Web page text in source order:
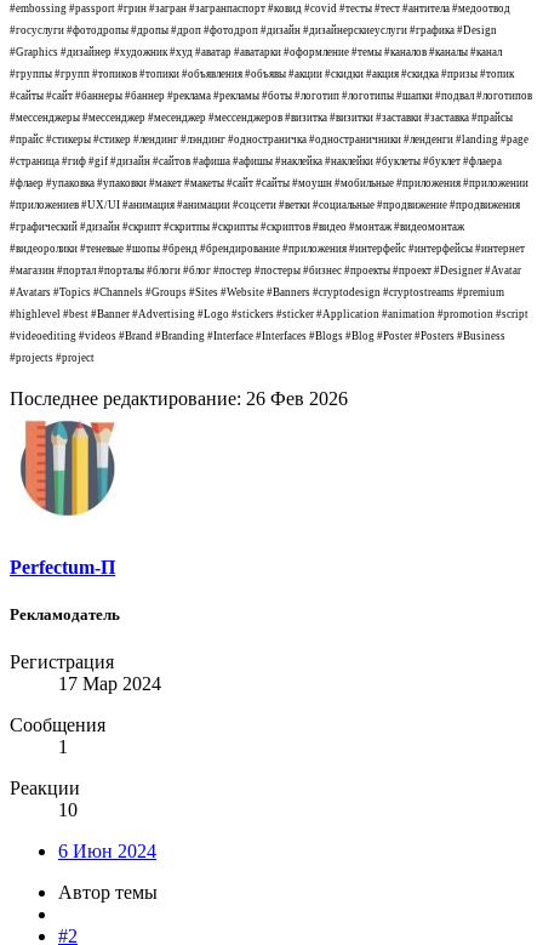
#embossing #passport #грин #загран #загранпаспорт #ковид #covid #тесты #тест #антитела #медоотвод
#госуслуги #фотодропы #дропы #дроп #фотодроп #дизайн #дизайнерскиеуслуги #графика #Design
#Graphics #дизайнер #художник #худ #аватар #аватарки #оформление #темы #каналов #каналы #канал
#группы #групп #топиков #топики #объявления #объявы #акции #скидки #акция #скидка #призы #топик
#сайты #сайт #баннеры #баннер #реклама #рекламы #боты #логотип #логотипы #шапки #подвал #логотипов
#мессенджеры #мессенджер #месенджер #мессенджеров #визитка #визитки #заставки #заставка #прайсы
#прайс #стикеры #стикер #лендинг #лэндинг #одностраничка #одностраничники #ленденги #landing #page
#страница #гиф #gif #дизайн #сайтов #афиша #афишы #наклейка #наклейки #буклеты #буклет #флаера
#флаер #упаковка #упаковки #макет #макеты #сайт #сайты #моушн #мобильные #приложения #приложении
#приложениев #UX/UI #анимация #анимации #соцсети #ветки #социальные #продвижение #продвижения
#графический #дизайн #скрипт #скритпы #скрипты #скриптов #видео #монтаж #видеомонтаж
#видеоролики #теневые #шопы #бренд #брендирование #приложения #интерфейс #интерфейсы #интернет
#магазин #портал #порталы #блоги #блог #постер #постеры #бизнес #проекты #проект #Designer #Avatar
#Avatars #Topics #Channels #Groups #Sites #Website #Banners #cryptodesign #cryptostreams #premium
#highlevel #best #Banner #Advertising #Logo #stickers #sticker #Application #animation #promotion #script
#videoediting #videos #Brand #Branding #Interface #Interfaces #Blogs #Blog #Poster #Posters #Business
#projects #project
Последнее редактирование: 26 Фев 2026
Perfectum-П
Рекламодатель
Регистрация
17 Мар 2024
Сообщения
1
Реакции
10
6 Июн 2024
Автор темы
#2